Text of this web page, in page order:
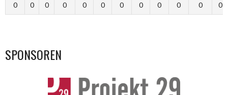
0 0 0 0 0 0 0 0 0 0 0 0
SPONSOREN